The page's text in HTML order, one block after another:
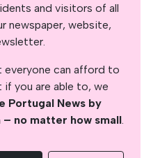
and visitors of all
newspaper, website,
can afford to
you are able to, we
Portugal News by
no matter how small.